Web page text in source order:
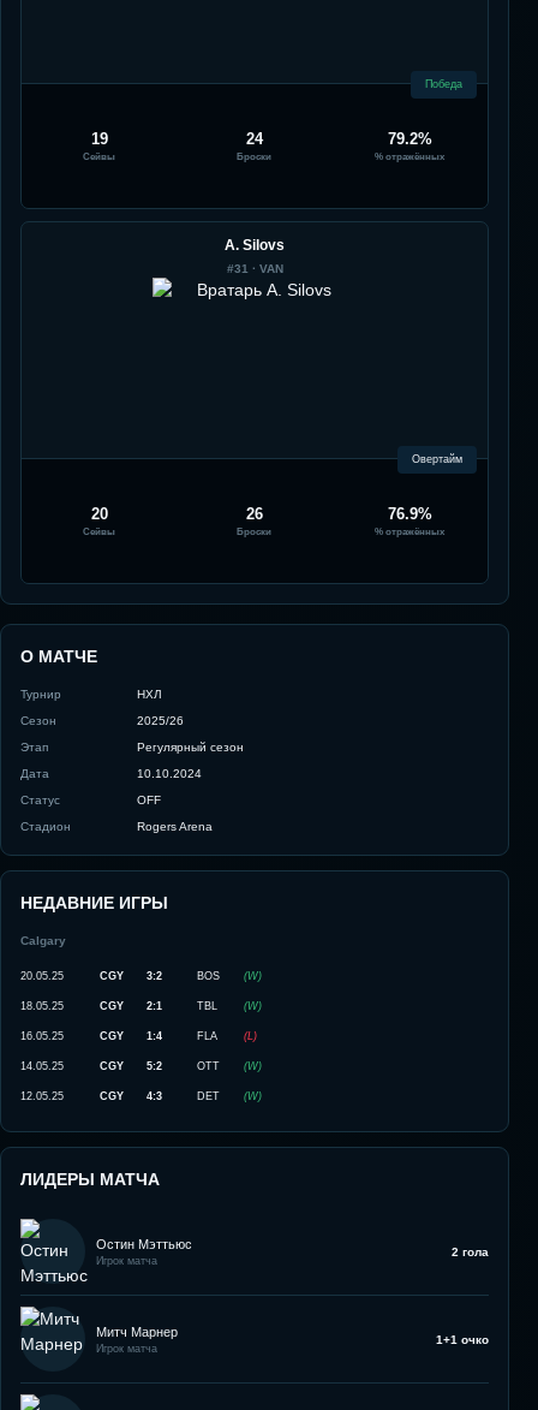
Победа
19
Сейвы
24
Броски
79.2%
% отражённых
A. Silovs
#31· VAN
Овертайм
20
Сейвы
26
Броски
76.9%
% отражённых
О МАТЧЕ
Турнир
НХЛ
Сезон
2025/26
Этап
Регулярный сезон
Дата
10.10.2024
Статус
OFF
Стадион
Rogers Arena
НЕДАВНИЕ ИГРЫ
Calgary
20.05.25 CGY 3:2 BOS (W)
18.05.25 CGY 2:1 TBL (W)
16.05.25 CGY 1:4 FLA (L)
14.05.25 CGY 5:2 OTT (W)
12.05.25 CGY 4:3 DET (W)
ЛИДЕРЫ МАТЧА
Остин Мэттьюс
Игрок матча
2 гола
Митч Марнер
Игрок матча
1+1 очко